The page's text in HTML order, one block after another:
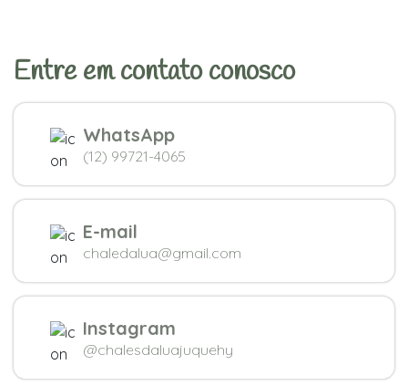
Entre em contato conosco
WhatsApp
(12) 99721-4065
E-mail
chaledalua@gmail.com
Instagram
@chalesdaluajuquehy